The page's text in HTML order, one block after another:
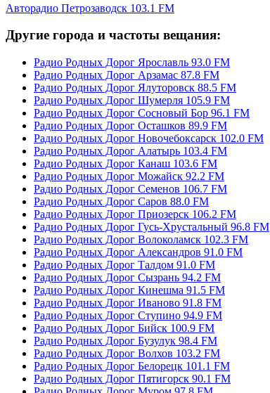
Авторадио Петрозаводск 103.1 FM
Другие города и частоты вещания:
Радио Родных Дорог Ярославль 93.0 FM
Радио Родных Дорог Арзамас 87.8 FM
Радио Родных Дорог Ялуторовск 88.5 FM
Радио Родных Дорог Шумерля 105.9 FM
Радио Родных Дорог Сосновый Бор 96.1 FM
Радио Родных Дорог Осташков 89.9 FM
Радио Родных Дорог Новочебоксарск 102.0 FM
Радио Родных Дорог Алатырь 103.4 FM
Радио Родных Дорог Канаш 103.6 FM
Радио Родных Дорог Можайск 92.2 FM
Радио Родных Дорог Семенов 106.7 FM
Радио Родных Дорог Саров 88.0 FM
Радио Родных Дорог Приозерск 106.2 FM
Радио Родных Дорог Гусь-Хрустальный 96.8 FM
Радио Родных Дорог Волоколамск 102.3 FM
Радио Родных Дорог Александров 91.0 FM
Радио Родных Дорог Талдом 91.0 FM
Радио Родных Дорог Сызрань 94.2 FM
Радио Родных Дорог Кинешма 91.5 FM
Радио Родных Дорог Иваново 91.8 FM
Радио Родных Дорог Ступино 94.9 FM
Радио Родных Дорог Бийск 100.9 FM
Радио Родных Дорог Бузулук 98.4 FM
Радио Родных Дорог Волхов 103.2 FM
Радио Родных Дорог Белорецк 101.1 FM
Радио Родных Дорог Пятигорск 90.1 FM